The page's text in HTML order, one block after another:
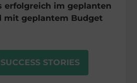
erfolg­reich im geplan­ten
mit geplan­tem Budget
STORIES